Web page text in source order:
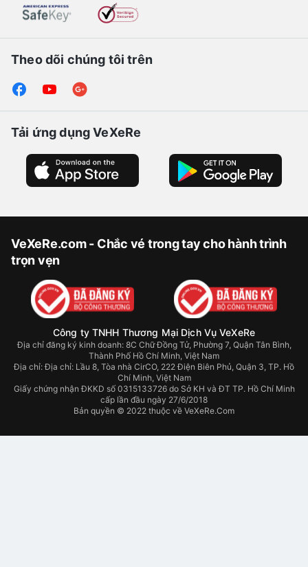
Theo dõi chúng tôi trên
Tải ứng dụng VeXeRe
VeXeRe.com - Chắc vé trong tay cho hành trình
trọn vẹn
Công ty TNHH Thương Mại Dịch Vụ VeXeRe
Địa chỉ đăng ký kinh doanh: 8C Chữ Đồng Tử, Phường 7, Quận Tân Bình,
Thành Phố Hồ Chí Minh, Việt Nam
Địa chỉ:Địa chỉ: Lầu 8, Tòa nhà CirCO, 222 Điện Biên Phủ, Quận 3, TP. Hồ
Chí Minh, Việt Nam
Giấy chứng nhận ĐKKD số 0315133726 do Sở KH và ĐT TP. Hồ Chí Minh
cấp lần đầu ngày 27/6/2018
Bản quyền © 2022 thuộc về VeXeRe.Com